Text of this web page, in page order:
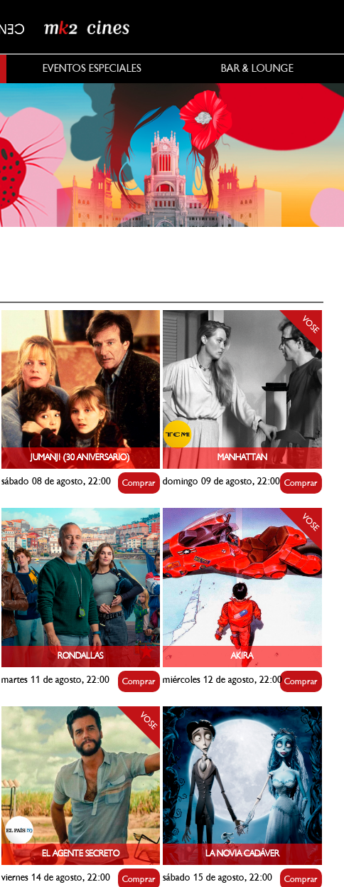
EVENTOS ESPECIALES BAR & LOUNGE
JUMANJI (30 ANIVERSARIO)
sábado 08 de agosto, 22:00 Comprar
MANHATTAN
VOSE
domingo 09 de agosto, 22:00 Comprar
RONDALLAS
martes 11 de agosto, 22:00 Comprar
AKIRA
VOSE
miércoles 12 de agosto, 22:00Comprar
EL AGENTE SECRETO
VOSE
viernes 14 de agosto, 22:00 Comprar
LA NOVIA CADÁVER
sábado 15 de agosto, 22:00 Comprar